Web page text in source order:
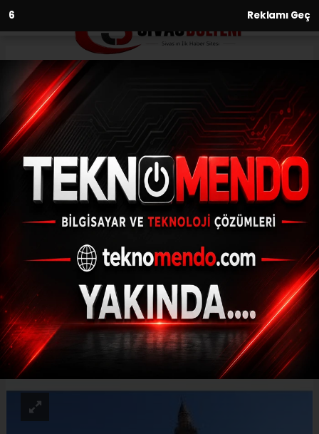
6 Reklamı Geç
Anasayfa
117 santimetrelik eğimiyle Pisa
Kulesiyle yarışıyordu 13
metrelik temeli olduğu ortaya
çıktı
02.03.2021 - 12:08, Güncelleme: 02.03.2021 - 12:08
Anadolu'da ilk inşa edilen camilerden biri
olan 814 yıllık Sivas Ulu Camii'nin 117
santimetre eğime sahip minaresinin 13
metre temelinin olduğu ortaya çıktı.
ABONE OL